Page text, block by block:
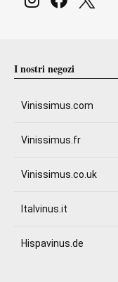
I nostri negozi
Vinissimus.com
Vinissimus.fr
Vinissimus.co.uk
Italvinus.it
Hispavinus.de